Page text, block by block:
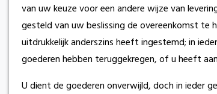
van uw keuze voor een andere wijze van
gesteld van uw beslissing de overeenkomst
uitdrukkelijk anderszins heeft ingestemd; in
goederen hebben teruggekregen, of u heeft
U dient de goederen onverwijld, doch in ieder